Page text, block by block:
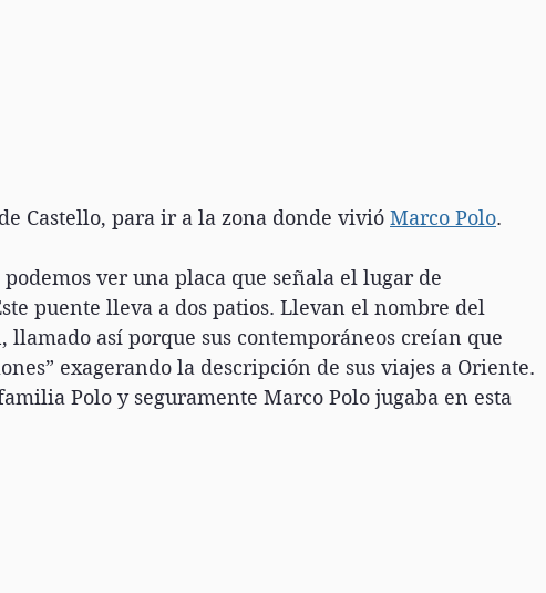
Castello, para ir a la zona donde vivió Marco Polo.
ver una placa que señala el lugar de
puente lleva a dos patios. Llevan el nombre del
llamado así porque sus contemporáneos creían que
exagerando la descripción de sus viajes a Oriente.
Polo y seguramente Marco Polo jugaba en esta